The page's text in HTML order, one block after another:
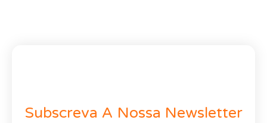
Subscreva A Nossa Newsletter